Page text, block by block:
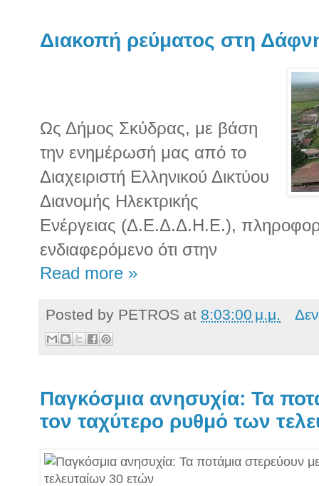
Διακοπή ρεύματος στη
Ως Δήμος Σκύδρας, με βάση
την ενημέρωσή μας από το
Διαχειριστή Ελληνικού Δικτύου
Διανομής Ηλεκτρικής
Ενέργειας (Δ.Ε.Δ.Δ.Η.Ε.),
ενδιαφερόμενο ότι στην
Read more »
Posted by PETROS at 8:03:00 μ.μ.
Παγκόσμια ανησυχία: Τα
τον ταχύτερο ρυθμό των